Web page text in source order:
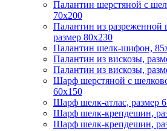
Палантин шерстяной с
70x200
Палантин из разреженной
размер 80х230
Палантин шелк-шифон,
Палантин из вискозы,
Палантин из вискозы,
Шарф шерстяной с
60x150
Шарф шелк-атлас, размер
Шарф шелк-крепдешин,
Шарф шелк-крепдешин,